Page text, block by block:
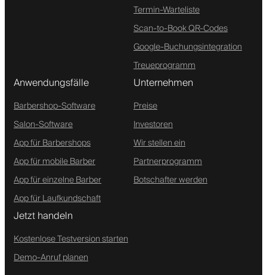
Termin-Warteliste
Scan-to-Book QR-Codes
Google-Buchungsintegration
Treueprogramm
Anwendungsfälle
Barbershop-Software
Salon-Software
App für Barbershops
App für mobile Barber
App für einzelne Barber
App für Laufkundschaft
Unternehmen
Preise
Investoren
Wir stellen ein
Partnerprogramm
Botschafter werden
Jetzt handeln
Kostenlose Testversion starten
Demo-Anruf planen